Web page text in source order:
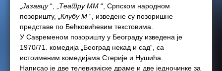
Јазавцу“, „ Театру ММ “, Српском народном
позоришту, „ Клубу М “, изведене су позоришне
представе по Бећковићевим текстовима.
У Савременом позоришту у Београду изведена је
1970/71. комедија „Београд некад и сад“, са
истоименим комедијама Стерије и Нушића.
Написао је две телевизијске драме и две једночинке за